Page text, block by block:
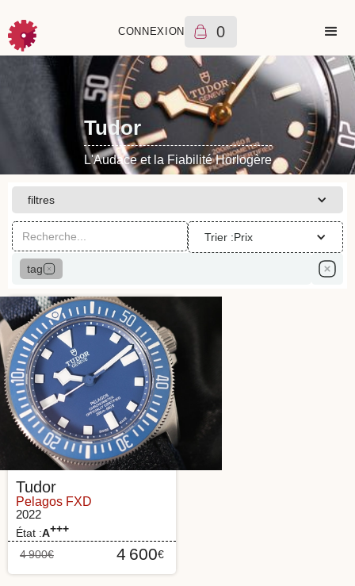
CONNEXION 0
Tudor
L'Audace et la Fiabilité Horlogère
filtres
Trier :Prix
tag
Tudor
Pelagos FXD
2022
État :A+++
4 900€ 4 600€